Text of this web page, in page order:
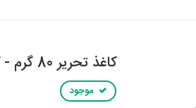
کاغذ تحریر 80 گرم - کاغذ
موجود